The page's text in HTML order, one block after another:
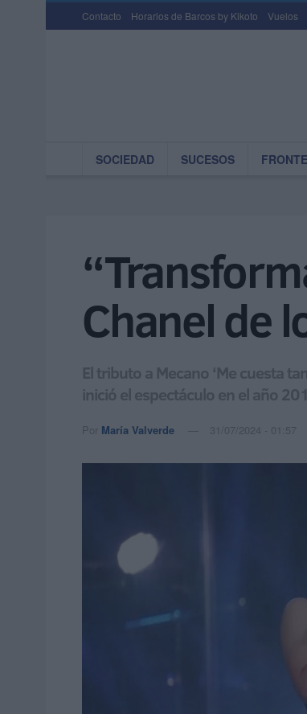
Contacto Horarios de Barcos by Kikoto Vuelos
SOCIEDAD SUCESOS
Chanel de
El tributo a Mecano ‘Me cuesta
inició el espectáculo en el año
Por María Valverde 31/07/2024 - 01:57